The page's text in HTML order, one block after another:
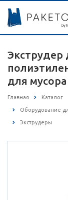
Экструдер
для мусора
Главная Каталог
Оборудование
Экструдеры